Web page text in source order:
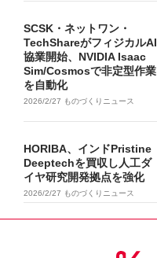
SCSK・ネットワン・
TechShareがフィジカルAI
協業開始、NVIDIA Isaac
Sim/Cosmosで非定型作業
を自動化
2026/2/27 ものづくりニュース
HORIBA、インドPristine
Deeptechを買収し人工ダ
イヤ研究開発拠点を強化
2026/2/27 ものづくりニュース